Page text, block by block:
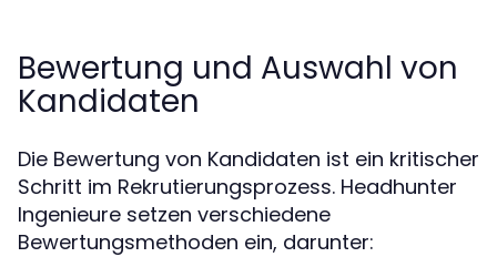
Bewertung und Auswahl von
Kandidaten
Die Bewertung von Kandidaten ist ein kritischer
Schritt im Rekrutierungsprozess. Headhunter
Ingenieure setzen verschiedene
Bewertungsmethoden ein, darunter: